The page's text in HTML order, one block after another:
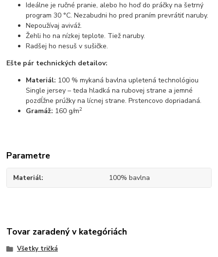
Ideálne je ručné pranie, alebo ho hoď do práčky na šetrný
program 30 °C. Nezabudni ho pred praním prevrátiť naruby.
Nepoužívaj aviváž.
Žehli ho na nízkej teplote. Tiež naruby.
Radšej ho nesuš v sušičke.
Ešte pár technických detailov:
Materiál: 100 % mykaná bavlna upletená technológiou
Single jersey – teda hladká na rubovej strane a jemné
pozdĺžne prúžky na lícnej strane. Prstencovo dopriadaná.
Gramáž: 160 g/m2
Parametre
Materiál 100% bavlna
Tovar zaradený v kategóriách
Všetky tričká